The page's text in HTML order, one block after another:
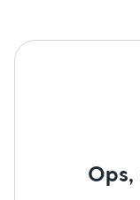
Casacos e Jaquetas
Jeans
65%